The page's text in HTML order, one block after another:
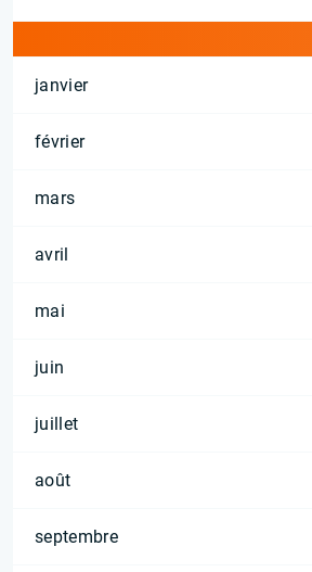
janvier
février
mars
avril
mai
juin
juillet
août
septembre